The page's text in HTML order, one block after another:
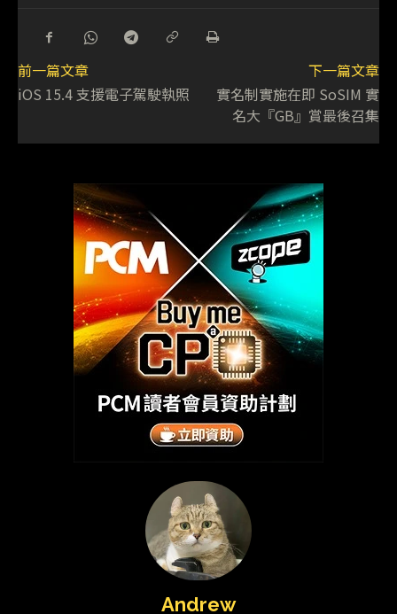
前一篇文章
iOS 15.4 支援電子駕駛執照
下一篇文章
實名制實施在即 SoSIM 實
名大『GB』賞最後召集
Andrew